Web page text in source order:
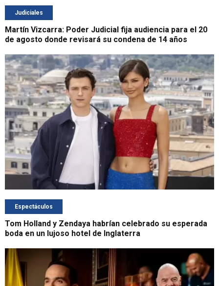
Judiciales
Martín Vizcarra: Poder Judicial fija audiencia para el 20
de agosto donde revisará su condena de 14 años
Espectáculos
Tom Holland y Zendaya habrían celebrado su esperada
boda en un lujoso hotel de Inglaterra